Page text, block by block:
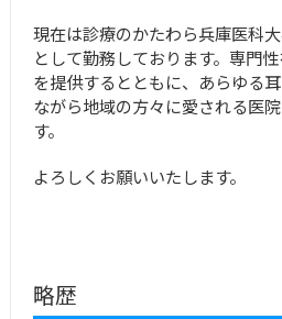
現在は診療のかたわら兵庫医科
として勤務しております。専門
を提供するとともに、あらゆる
ながら地域の方々に愛される医
す。
よろしくお願いいたします。
略歴